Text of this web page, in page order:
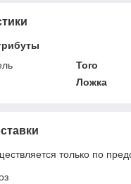
Toro
Ложка
только по